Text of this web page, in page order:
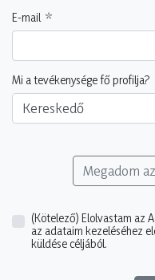
E-mail
Mi a tevékenysége fő profilja?
Kereskedő
Megadom
(Kötelező) Elolvastam az
az adataim kezeléséhez
küldése céljából.